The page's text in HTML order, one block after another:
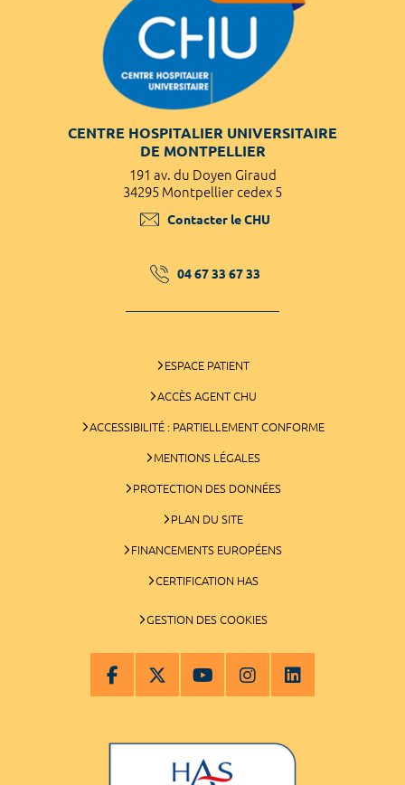
CENTRE HOSPITALIER UNIVERSITAIRE
DE MONTPELLIER
191 av. du Doyen Giraud
34295 Montpellier cedex 5
Contacter le CHU
04 67 33 67 33
ESPACE PATIENT
ACCÈS AGENT CHU
ACCESSIBILITÉ : PARTIELLEMENT CONFORME
MENTIONS LÉGALES
PROTECTION DES DONNÉES
PLAN DU SITE
FINANCEMENTS EUROPÉENS
CERTIFICATION HAS
GESTION DES COOKIES